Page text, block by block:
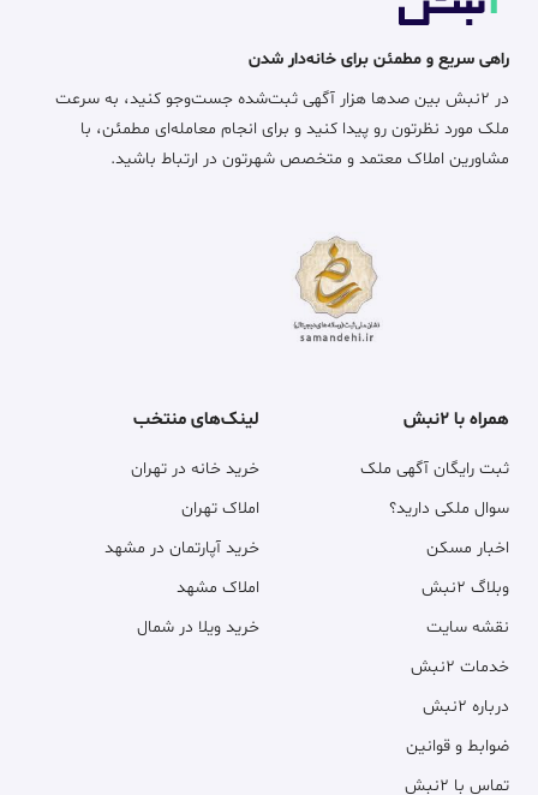
راهی سریع و مطمئن برای خانه‌دار شدن
در ۲نبش بین صدها هزار آگهی ثبت‌شده جست‌وجو کنید، به سرعت
ملک مورد نظرتون رو پیدا کنید و برای انجام معامله‌ای مطمئن، با
مشاورین املاک معتمد و متخصص شهرتون در ارتباط باشید.
همراه با ۲نبش
ثبت رایگان آگهی ملک
سوال ملکی دارید؟
اخبار مسکن
وبلاگ ۲نبش
نقشه سایت
خدمات ۲نبش
درباره ۲نبش
ضوابط و قوانین
تماس با ۲نبش
لینک‌های منتخب
خرید خانه در تهران
املاک تهران
خرید آپارتمان در مشهد
املاک مشهد
خرید ویلا در شمال